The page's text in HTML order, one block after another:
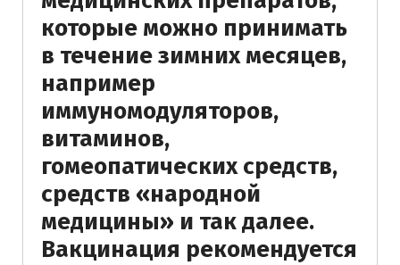
которые можно принимать
в течение зимних месяцев,
например
иммуномодуляторов,
витаминов,
гомеопатических средств,
средств «народной
медицины» и так далее.
Вакцинация рекомендуется